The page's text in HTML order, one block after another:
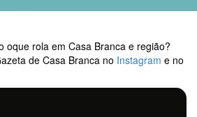
oque rola em Casa Branca e região?
de Casa Branca no Instagram e no